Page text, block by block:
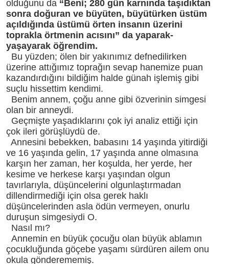
olduğunu da “Beni; 280 gün karnında taşıdıktan
sonra doğuran ve büyüten, büyütürken üstüm
açıldığında üstümü örten insanın üzerini
toprakla örtmenin acısını” da yaparak-
yaşayarak öğrendim.
Bu yüzden; ölen bir yakınımız defnedilirken
üzerine attığımız toprağın sevap hanemize puan
kazandırdığını bildiğim halde günah işlemiş gibi
suçlu hissettim kendimi.
Benim annem, çoğu anne gibi özverinin simgesi
olan bir anneydi.
Geçmişte yaşadıklarını çok iyi analiz ettiği için
çok ileri görüşlüydü de.
Annesini bebekken, babasını 14 yaşında yitirdiği
ve 16 yaşında gelin, 17 yaşında anne olmasına
karşın her zaman, her koşulda, her yerde, her
kesime ve herkese karşı yaşından olgun
tavırlarıyla, düşüncelerini olgunlaştırmadan
dillendirmediği için olsa gerek haklı
düşüncelerinden asla ödün vermeyen, onurlu
duruşun simgesiydi O.
Nasıl mı?
Annemin en büyük çocuğu olan büyük ablamın
çocukluğunda göçebe yaşamı sürdüren ailem onu
okula gönderememiş.